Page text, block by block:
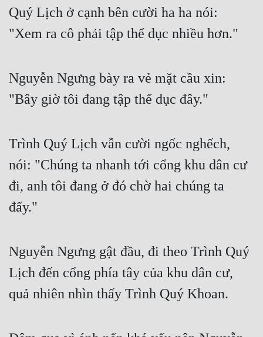
Triều Đấu
Trùng Sinh
Tu Chân
Vô Địch
Võ Hiệp
Võng Du
Xuyên Nhanh
Xuyên Sách
Xuyên Thư
Quý Lịch ở cạnh bên cười ha ha nói:
"Xem ra cô phải tập thể dục nhiều hơn."
Nguyễn Ngưng bày ra vẻ mặt cầu xin:
"Bây giờ tôi đang tập thể dục đây."
Trình Quý Lịch vẫn cười ngốc nghếch,
nói: "Chúng ta nhanh tới cổng khu dân cư
đi, anh tôi đang ở đó chờ hai chúng ta
đấy."
Nguyễn Ngưng gật đầu, đi theo Trình Quý
Lịch đến cổng phía tây của khu dân cư,
quả nhiên nhìn thấy Trình Quý Khoan.